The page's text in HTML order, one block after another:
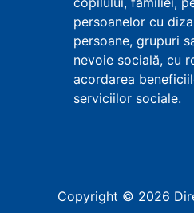
persoanelor cu
persoane, grupuri
nevoie socială, cu
acordarea
serviciilor sociale.
Copyright © 2026